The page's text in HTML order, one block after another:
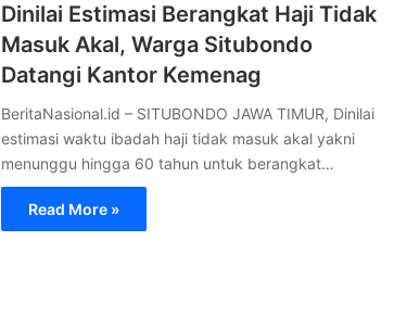
Dinilai Estimasi Berangkat Haji Tidak
Masuk Akal, Warga Situbondo
Datangi Kantor Kemenag
BeritaNasional.id – SITUBONDO JAWA TIMUR, Dinilai
estimasi waktu ibadah haji tidak masuk akal yakni
menunggu hingga 60 tahun untuk berangkat…
Read More »